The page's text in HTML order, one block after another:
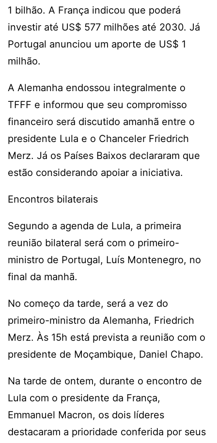
1 bilhão. A França indicou que poderá
investir até US$ 577 milhões até 2030. Já
Portugal anunciou um aporte de US$ 1
milhão.
A Alemanha endossou integralmente o
TFFF e informou que seu compromisso
financeiro será discutido amanhã entre o
presidente Lula e o Chanceler Friedrich
Merz. Já os Países Baixos declararam que
estão considerando apoiar a iniciativa.
Encontros bilaterais
Segundo a agenda de Lula, a primeira
reunião bilateral será com o primeiro-
ministro de Portugal, Luís Montenegro, no
final da manhã.
No começo da tarde, será a vez do
primeiro-ministro da Alemanha, Friedrich
Merz. Às 15h está prevista a reunião com o
presidente de Moçambique, Daniel Chapo.
Na tarde de ontem, durante o encontro de
Lula com o presidente da França,
Emmanuel Macron, os dois líderes
destacaram a prioridade conferida por seus